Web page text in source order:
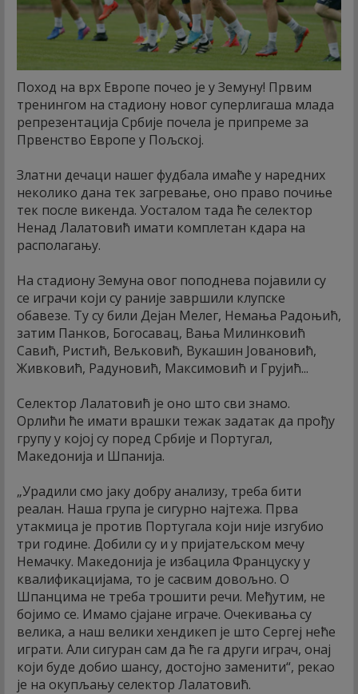
Поход на врх Европе почео је у Земуну! Првим
тренингом на стадиону новог суперлигаша млада
репрезентација Србије почела је припреме за
Првенство Европе у Пољској.
Златни дечаци нашег фудбала имаће у наредних
неколико дана тек загревање, оно право почиње
тек после викенда. Уосталом тада ће селектор
Ненад Лалатовић имати комплетан кдара на
располагању.
На стадиону Земуна овог поподнева појавили су
се играчи који су раније завршили клупске
обавезе. Ту су били Дејан Мелег, Немања Радоњић,
затим Панков, Богосавац, Вања Милинковић
Савић, Ристић, Вељковић, Вукашин Јовановић,
Живковић, Радуновић, Максимовић и Грујић...
Селектор Лалатовић је оно што сви знамо.
Орлићи ће имати врашки тежак задатак да прођу
групу у којој су поред Србије и Португал,
Македонија и Шпанија.
„Урадили смо јаку добру анализу, треба бити
реалан. Наша група је сигурно најтежа. Прва
утакмица је против Португала који није изгубио
три године. Добили су и у пријатељском мечу
Немачку. Македонија је избацила Француску у
квалификацијама, то је сасвим довољно. О
Шпанцима не треба трошити речи. Међутим, не
бојимо се. Имамо сјајане играче. Очекивања су
велика, а наш велики хендикеп је што Сергеј неће
играти. Али сигуран сам да ће га други играч, онај
који буде добио шансу, достојно заменити“, рекао
је на окупљању селектор Лалатовић.